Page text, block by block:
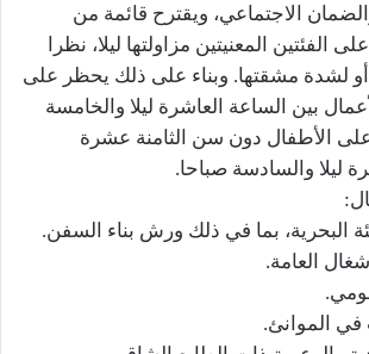
الاجتماعي، ويقترح قائمة من
الفئتين المعنيتين مزاولتها ليلا، نظرا
أو لشدة مشقتها. وبناء على ذلك يحظر على
بين الساعة العاشرة ليلا والخامسة
الأطفال دون سن الثامنة عشرة
ليلا والسادسة صباحا.
البحرية، بما في ذلك ورش بناء السفن.
العامة.
في الموانئ.